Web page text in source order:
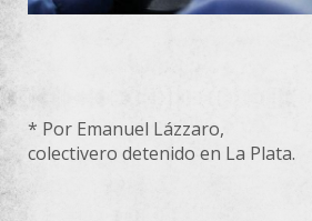
* Por Emanuel Lázzaro,
colectivero detenido en La Plata.